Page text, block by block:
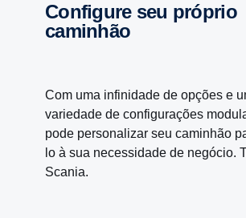
Configure seu próprio
caminhão
Com uma infinidade de opções e
variedade de configurações
pode personalizar seu caminhão
lo à sua necessidade de negócio.
Scania.